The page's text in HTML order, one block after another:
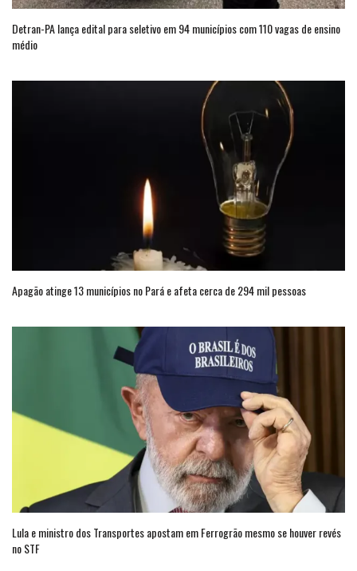
Detran-PA lança edital para seletivo em 94 municípios com 110 vagas de ensino
médio
Apagão atinge 13 municípios no Pará e afeta cerca de 294 mil pessoas
Lula e ministro dos Transportes apostam em Ferrogrão mesmo se houver revés
no STF